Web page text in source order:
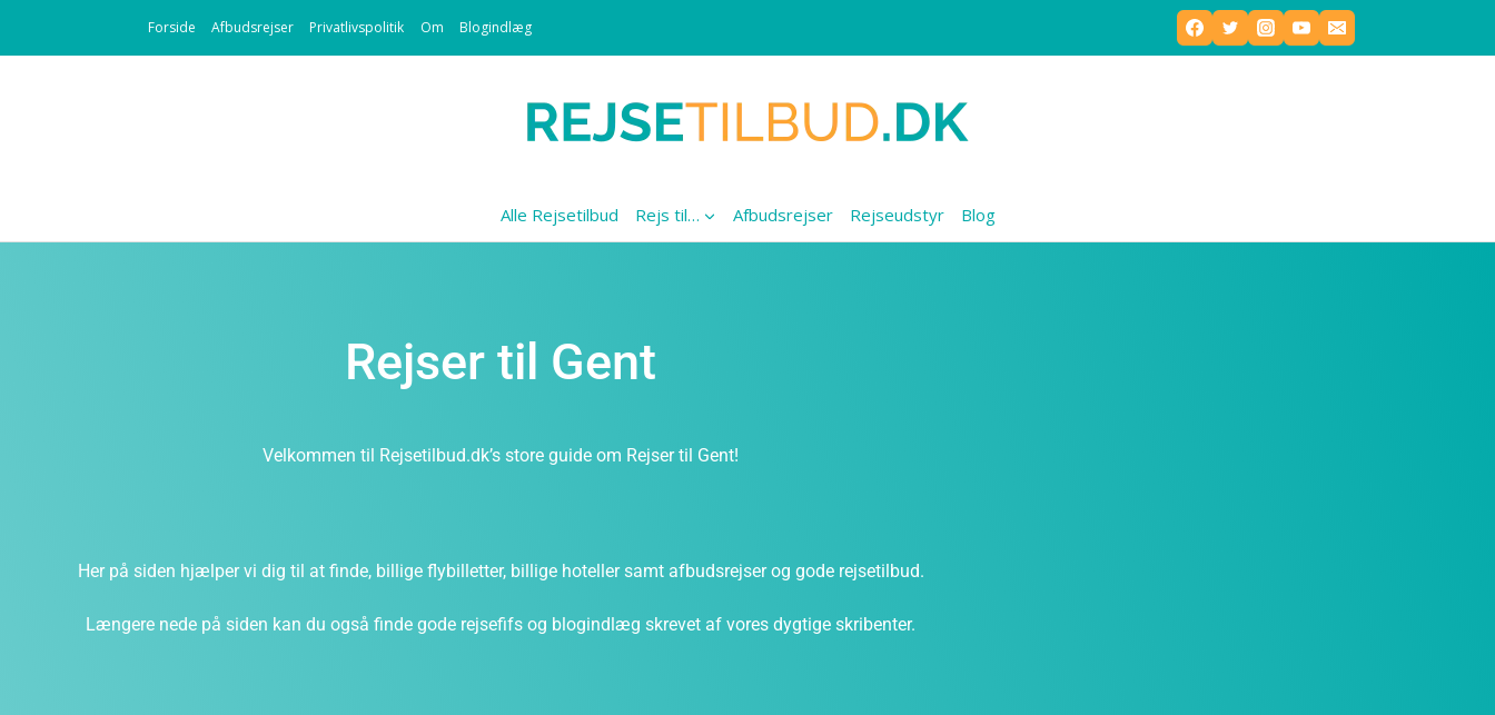
Forside Afbudsrejser Privatlivspolitik Om Blogindlæg
Alle Rejsetilbud Rejs til… Afbudsrejser Rejseudstyr Blog
Rejser til Gent
Velkommen til Rejsetilbud.dk’s store guide om Rejser til Gent!
Her på siden hjælper vi dig til at finde, billige flybilletter, billige hoteller samt afbudsrejser og gode rejsetilbud.
Længere nede på siden kan du også finde gode rejsefifs og blogindlæg skrevet af vores dygtige skribenter.